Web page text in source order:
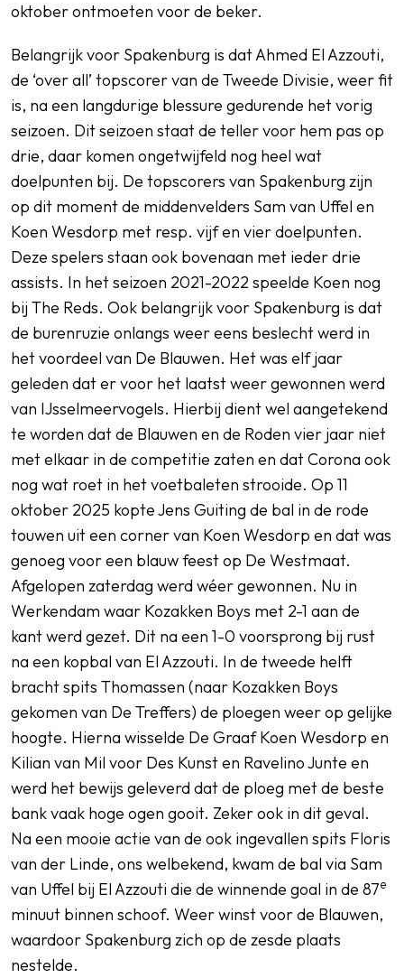
oktober ontmoeten voor de beker.
Belangrijk voor Spakenburg is dat Ahmed El Azzouti,
de ‘over all’ topscorer van de Tweede Divisie, weer fit
is, na een langdurige blessure gedurende het vorig
seizoen. Dit seizoen staat de teller voor hem pas op
drie, daar komen ongetwijfeld nog heel wat
doelpunten bij. De topscorers van Spakenburg zijn
op dit moment de middenvelders Sam van Uffel en
Koen Wesdorp met resp. vijf en vier doelpunten.
Deze spelers staan ook bovenaan met ieder drie
assists. In het seizoen 2021-2022 speelde Koen nog
bij The Reds. Ook belangrijk voor Spakenburg is dat
de burenruzie onlangs weer eens beslecht werd in
het voordeel van De Blauwen. Het was elf jaar
geleden dat er voor het laatst weer gewonnen werd
van IJsselmeervogels. Hierbij dient wel aangetekend
te worden dat de Blauwen en de Roden vier jaar niet
met elkaar in de competitie zaten en dat Corona ook
nog wat roet in het voetbaleten strooide. Op 11
oktober 2025 kopte Jens Guiting de bal in de rode
touwen uit een corner van Koen Wesdorp en dat was
genoeg voor een blauw feest op De Westmaat.
Afgelopen zaterdag werd wéer gewonnen. Nu in
Werkendam waar Kozakken Boys met 2-1 aan de
kant werd gezet. Dit na een 1-0 voorsprong bij rust
na een kopbal van El Azzouti. In de tweede helft
bracht spits Thomassen (naar Kozakken Boys
gekomen van De Treffers) de ploegen weer op gelijke
hoogte. Hierna wisselde De Graaf Koen Wesdorp en
Kilian van Mil voor Des Kunst en Ravelino Junte en
werd het bewijs geleverd dat de ploeg met de beste
bank vaak hoge ogen gooit. Zeker ook in dit geval.
Na een mooie actie van de ook ingevallen spits Floris
van der Linde, ons welbekend, kwam de bal via Sam
van Uffel bij El Azzouti die de winnende goal in de 87e
minuut binnen schoof. Weer winst voor de Blauwen,
waardoor Spakenburg zich op de zesde plaats
nestelde.